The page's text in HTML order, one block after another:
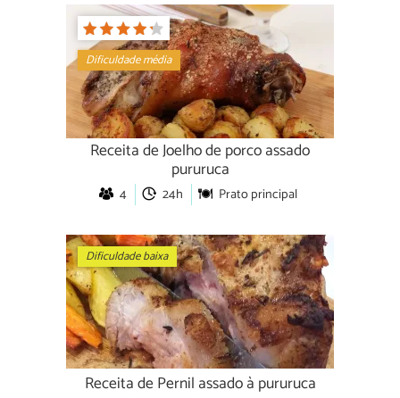
Dificuldade média
Receita de Joelho de porco assado
pururuca
4 24h Prato principal
Dificuldade baixa
Receita de Pernil assado à pururuca